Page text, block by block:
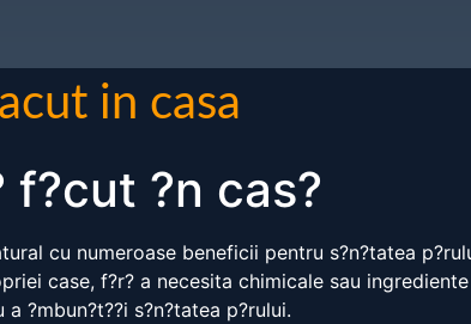
in casa
f?cut ?n cas?
cu numeroase beneficii pentru s?n?tatea
case, f?r? a necesita chimicale sau
?mbun?t??i s?n?tatea p?rului.